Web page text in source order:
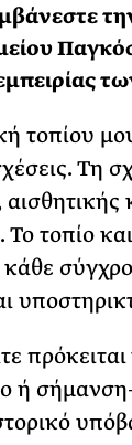
τοπίου
Τη
τοπίο
κάθε
ή